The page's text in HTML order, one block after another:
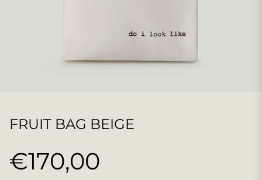
FRUIT BAG BEIGE
Prezzo
€170,00